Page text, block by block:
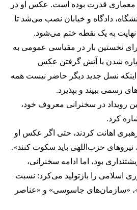
معماری قدرت بوده است. عکس او در
دادگاه و خیابان نصب می‌شد تا
نهایت به یک نقطه ختم می‌شود.
برای نخستین بار در مقیاسی عمومی به
شدن یا آتش گرفتن عکس
اینکه نسل جدید دیگر حاضر نیست همه
رسمی ببیند و بپذیرد.
رویداد در سخنرانی معروف خود،
کرد.
اهانت کردند، حتی اگر عکس او
نیروهای حزب‌اللهی باید سکوت کنند».
بود، اما ادامه سخنرانی،
اسلامی را بازتولید می‌کرد: نسبت
«سازمان‌های جاسوسی» و «عناصر